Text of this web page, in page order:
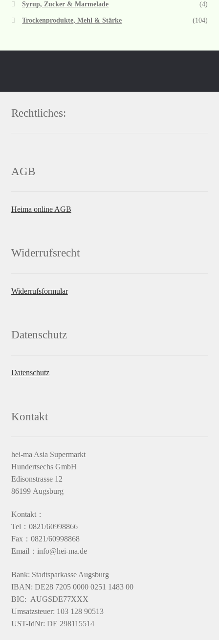
Syrup, Zucker & Marmelade (4)
Trockenprodukte, Mehl & Stärke (104)
Rechtliches:
AGB
Heima online AGB
Widerrufsrecht
Widerrufsformular
Datenschutz
Datenschutz
Kontakt
hei-ma Asia Supermarkt
Hundertsechs GmbH
Edisonstrasse 12
86199 Augsburg
Kontakt：
Tel：0821/60998866
Fax：0821/60998868
Email：info@hei-ma.de
Bank: Stadtsparkasse Augsburg
IBAN: DE28 7205 0000 0251 1483 00
BIC: AUGSDE77XXX
Umsatzsteuer: 103 128 90513
UST-IdNr: DE 298115514